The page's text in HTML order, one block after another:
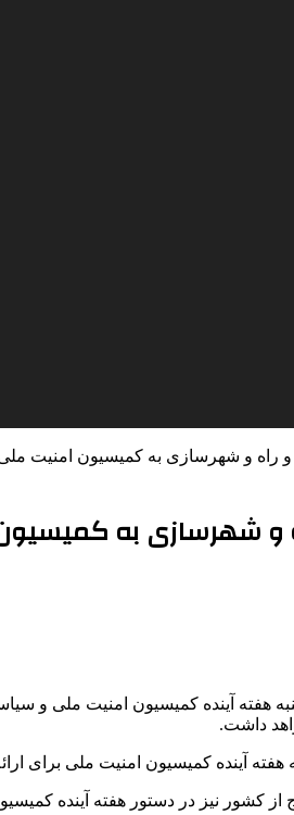
و شهرسازی به کمیسیون امنیت
و شهرسازی به
هفته آینده کمیسیون امنیت
داشت.
آینده کمیسیون امنیت ملی برای
از کشور نیز در دستور هفته آینده